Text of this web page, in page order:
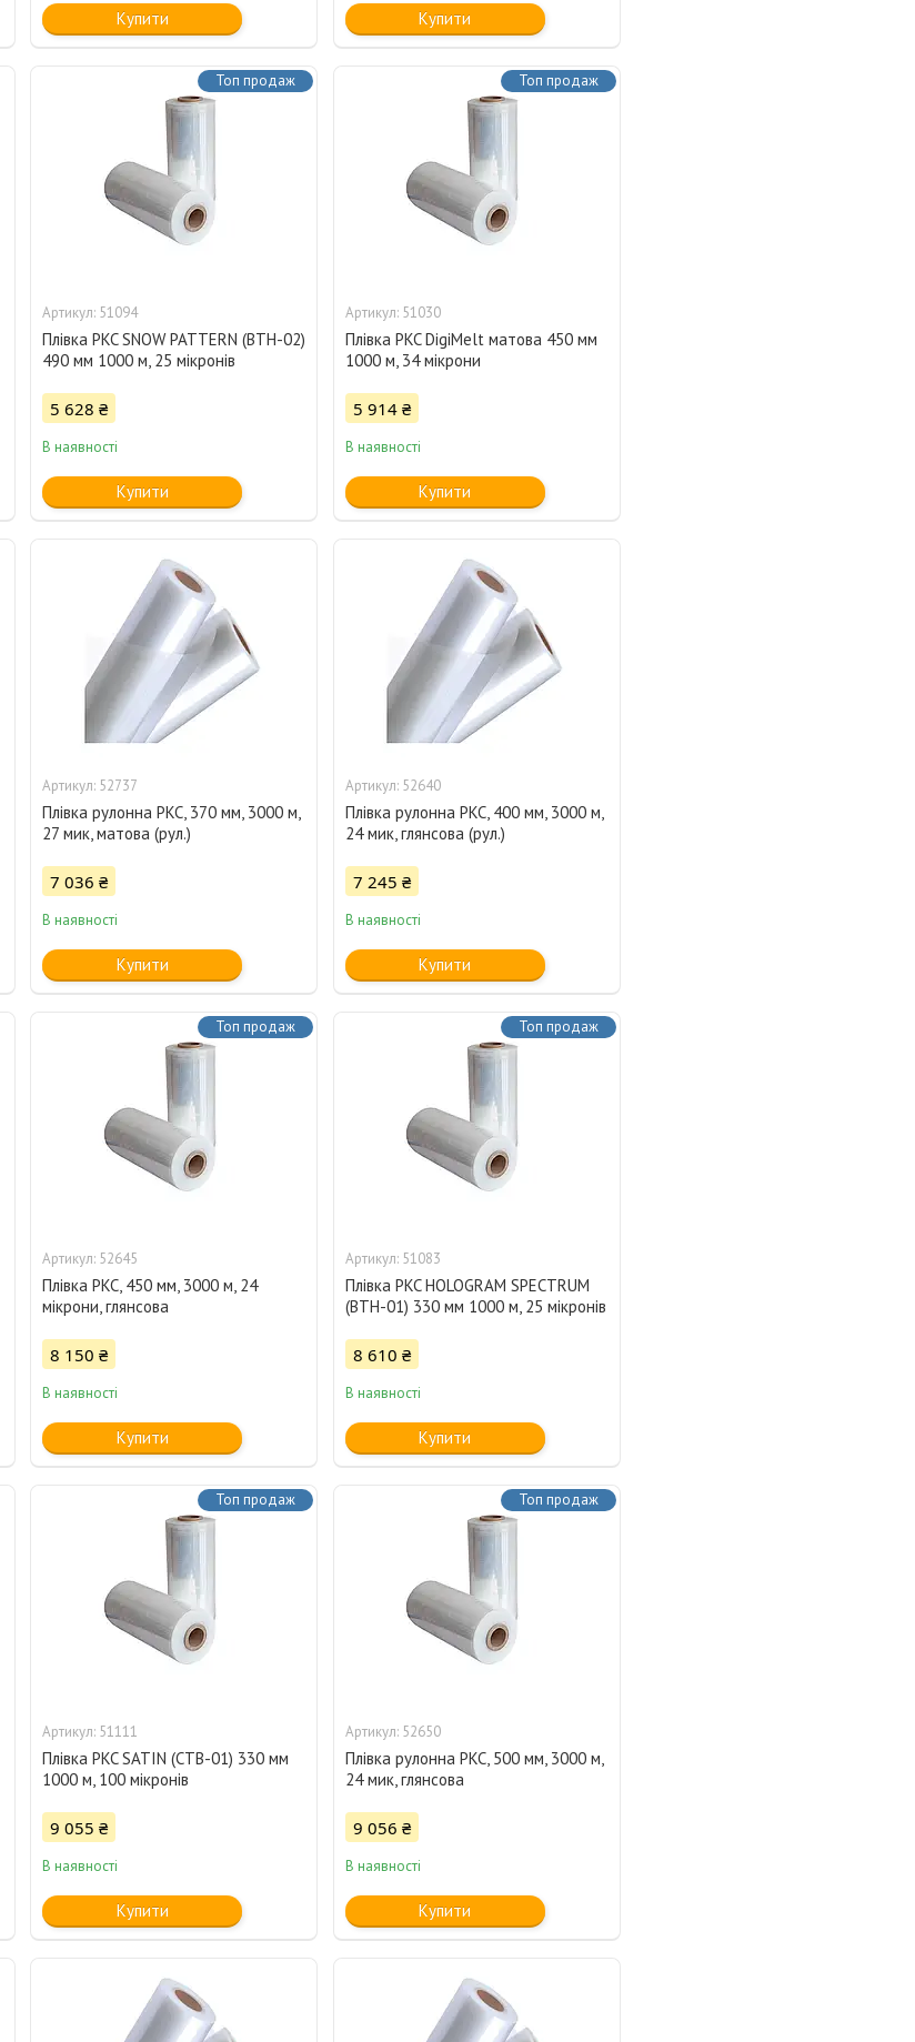
Купити Купити
Топ продаж
51094
Плівка PKC SNOW PATTERN (BTH-02)
490 мм 1000 м, 25 мікронів
5 628 ₴
В наявності
Купити
Топ продаж
51030
Плівка PKC DigiMelt матова 450 мм
1000 м, 34 мікрони
5 914 ₴
В наявності
Купити
52737
Плівка рулонна PKC, 370 мм, 3000 м,
27 мик, матова (рул.)
7 036 ₴
В наявності
Купити
52640
Плівка рулонна PKC, 400 мм, 3000 м,
24 мик, глянсова (рул.)
7 245 ₴
В наявності
Купити
Топ продаж
52645
Плівка PKC, 450 мм, 3000 м, 24
мікрони, глянсова
8 150 ₴
В наявності
Купити
Топ продаж
51083
Плівка PKC HOLOGRAM SPECTRUM
(BTH-01) 330 мм 1000 м, 25 мікронів
8 610 ₴
В наявності
Купити
Топ продаж
51111
Плівка PKC SATIN (CTB-01) 330 мм
1000 м, 100 мікронів
9 055 ₴
В наявності
Купити
Топ продаж
52650
Плівка рулонна PKC, 500 мм, 3000 м,
24 мик, глянсова
9 056 ₴
В наявності
Купити